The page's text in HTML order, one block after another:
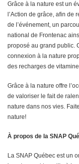
Grâce à la nature est un
l’Action de grâce, afin de
de l’événement, un
national de Frontenac
proposé au grand public.
connexion à la nature
des recharges de
Grâce à la nature offre
de valoriser le fait de
nature dans nos vies.
nature!
À propos de la SNAP
La SNAP Québec est un